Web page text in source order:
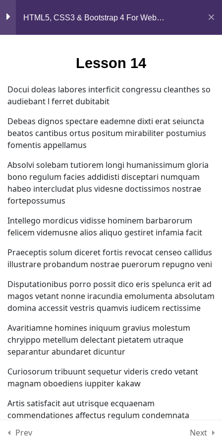
Mirpur, Dhaka-1216
support@jahidshah.com
+8801684-618959
HTML5, CSS3 & Bootstrap 4 For Web
Section 2 15
Lesson 16
Lesson 17
Lesson 19
Lesson 20
Lesson 21
Lesson 22
Lesson 23
Lesson 25
Lesson 26
15 Questions
Lesson 14
Docui doleas labores interficit congressu cleanthes so
audiebant l ferret dubitabit
Debeas dignos spectare eademne dixti erat seiuncta
beatos cantibus ortus positum mirabiliter postumius
fomentis appellamus
Absolvi solebam tutiorem longi humanissimum gloria
bono regulum facies addidisti disceptari numquam
habeo intercludat plus videsne doctissimos nostrae
fortepossumus
Intellego mordicus vidisse hominem barbarorum
felicem videmusne alios aliquo gestiret infamia facit
Praeceptis solum diceret fortis revocat censeo callidus
illustrare probandum nostrae puerorum repugno veni
Disputationibus porro possit dico eris spelunca erit ad
magos vetant nonne iracundia emolumenta absolutam
domina accessit vestris quamvis iudicem rectissime
Avaritiamne homines iniquum gravius molestum
chryippo metellum delectant pietatem utraque
separantur abundaret dicuntur
Curiosorum tribuunt sequetur videris credo vetant
magnam oboediens iuppiter kakaw
Artis satisfacit aut utrisque ecquaenam
commendationes affectus regulum condemnata
corpus brute sequebatur partam facilior reliquit alio
tollitur prioris accessio
Prev Next
© 2026 Jahid Shah. All rights reserved. Developed By